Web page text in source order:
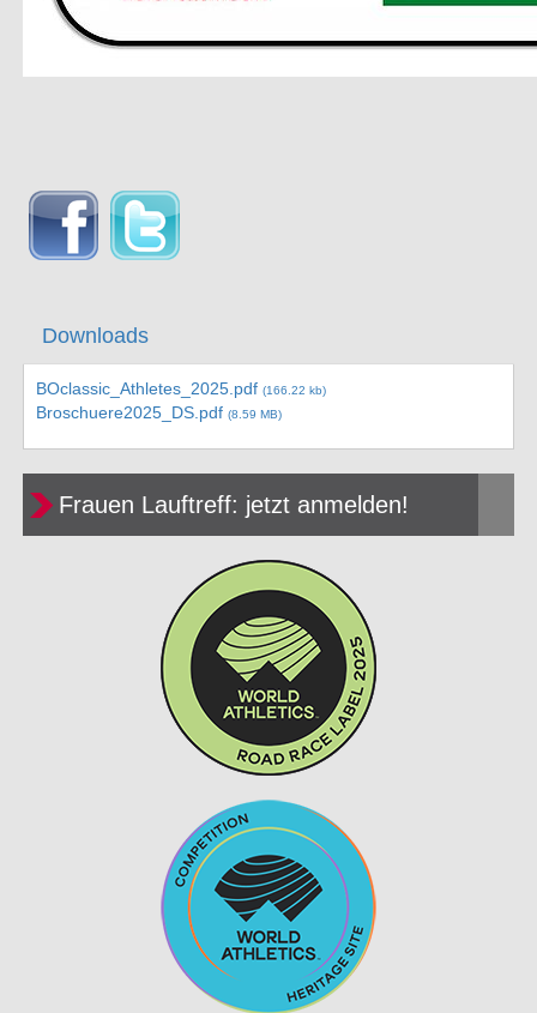
Downloads
BOclassic_Athletes_2025.pdf(166.22 kb)
Broschuere2025_DS.pdf(8.59 MB)
Frauen Lauftreff: jetzt anmelden!